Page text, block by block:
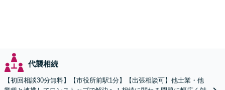
代襲相続
【初回相談30分無料】【市役所前駅1分】【出張相談可】他士業・他